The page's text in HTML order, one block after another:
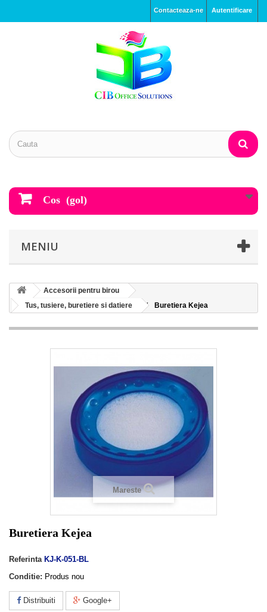
Autentificare
Contacteaza-ne
Cos (gol)
MENIU
Accesorii pentru birou
Tus, tusiere, buretiere si datiere
Buretiera Kejea
Mareste
Buretiera Kejea
Referinta KJ-K-051-BL
Conditie: Produs nou
Distribuiti Google+